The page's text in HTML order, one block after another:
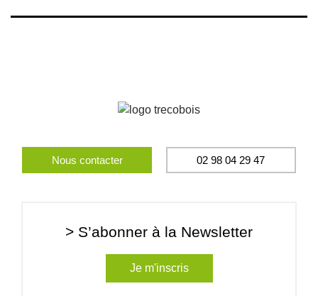
Nous contacter 02 98 04 29 47
> S’abonner à la Newsletter
Je m'inscris